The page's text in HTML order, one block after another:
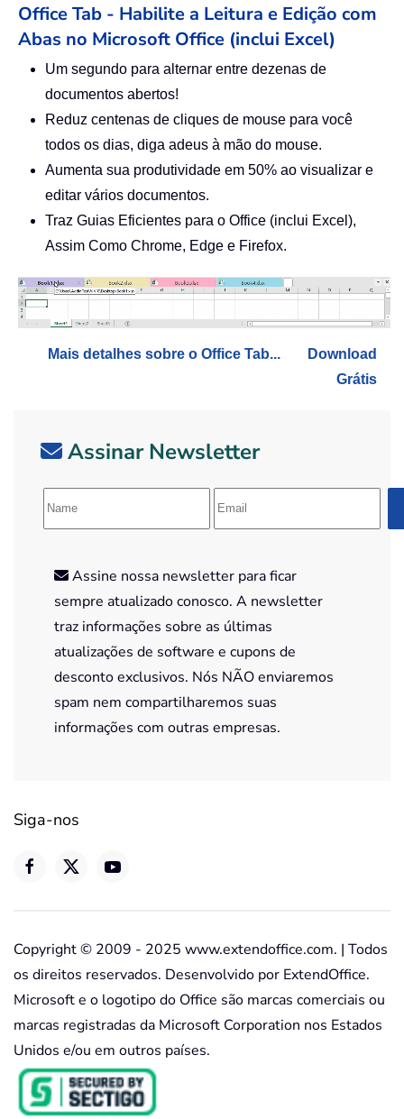
Office Tab - Habilite a Leitura e Edição com
Abas no Microsoft Office (inclui Excel)
Um segundo para alternar entre dezenas de
documentos abertos!
Reduz centenas de cliques de mouse para você
todos os dias, diga adeus à mão do mouse.
Aumenta sua produtividade em 50% ao visualizar e
editar vários documentos.
Traz Guias Eficientes para o Office (inclui Excel),
Assim Como Chrome, Edge e Firefox.
Mais detalhes sobre o Office Tab...
Download
Grátis
Assinar Newsletter
Assine nossa newsletter para ficar
sempre atualizado conosco. A newsletter
traz informações sobre as últimas
atualizações de software e cupons de
desconto exclusivos. Nós NÃO enviaremos
spam nem compartilharemos suas
informações com outras empresas.
Siga-nos
Copyright © 2009 - 2025 www.extendoffice.com. | Todos
os direitos reservados. Desenvolvido por ExtendOffice.
Microsoft e o logotipo do Office são marcas comerciais ou
marcas registradas da Microsoft Corporation nos Estados
Unidos e/ou em outros países.